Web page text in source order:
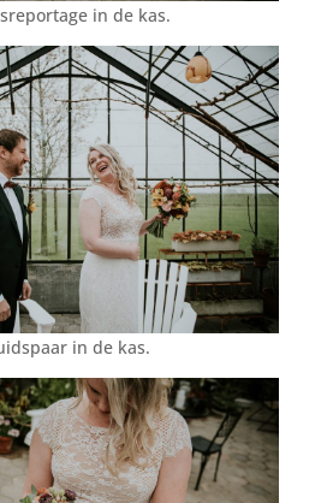
in de kas.
in de kas.